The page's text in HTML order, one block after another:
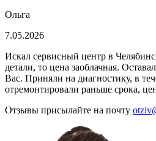
Ольга
7.05.2026
Искал сервисный центр в
детали, то цена заоблачная.
Вас. Приняли на диагностику, в
отремонтировали раньше срока,
Отзывы присылайте на почту